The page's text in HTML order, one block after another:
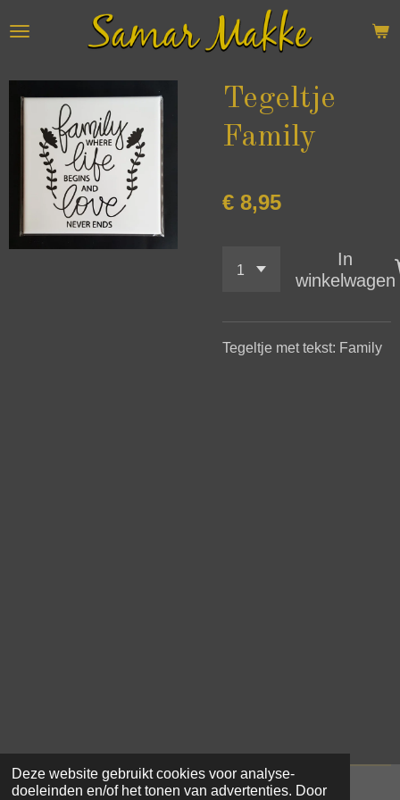
Deze website gebruikt cookies voor analyse-
doeleinden en/of het tonen van advertenties. Door
direct
de
hoofdinhoud
Tegeltje
Family
€ 8,95
In
winkelwagen
Tegeltje met tekst: Family
© 2021 - 2026 Samar Makke